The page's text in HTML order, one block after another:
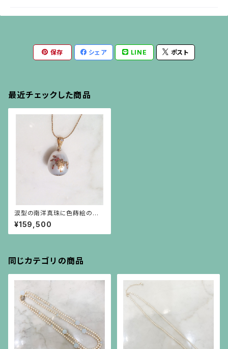
保存 シェア LINE ポスト
最近チェックした商品
涙型の南洋真珠に色蒔絵の桜
のペンダント（チェーン別）
¥159,500
同じカテゴリの商品